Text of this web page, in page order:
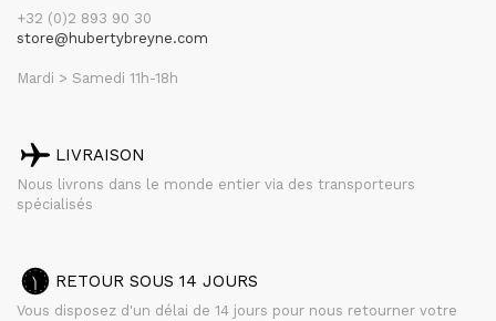
+32 (0)2 893 90 30
store@hubertybreyne.com
Mardi > Samedi 11h-18h
LIVRAISON
Nous livrons dans le monde entier via des transporteurs
spécialisés
RETOUR SOUS 14 JOURS
Vous disposez d'un délai de 14 jours pour nous retourner votre